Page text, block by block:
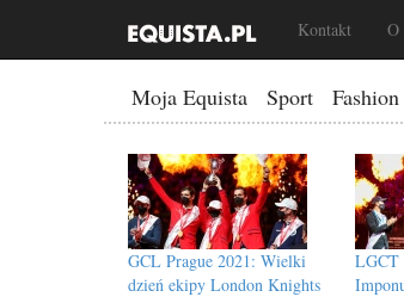
Kontakt O
Moja Equista Sport Fashion
GCL Prague 2021: Wielki
dzień ekipy London Knights
LGCT